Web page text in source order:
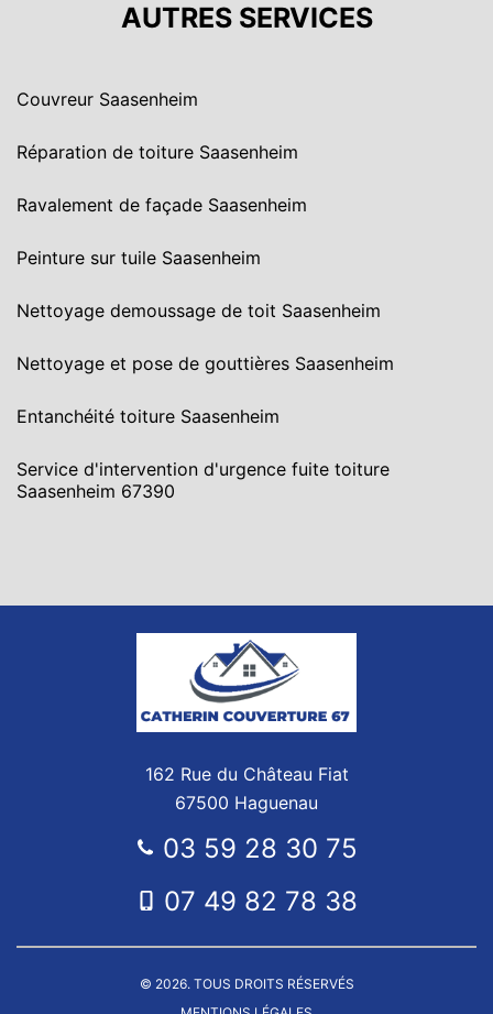
AUTRES SERVICES
Couvreur Saasenheim
Réparation de toiture Saasenheim
Ravalement de façade Saasenheim
Peinture sur tuile Saasenheim
Nettoyage demoussage de toit Saasenheim
Nettoyage et pose de gouttières Saasenheim
Entanchéité toiture Saasenheim
Service d'intervention d'urgence fuite toiture
Saasenheim 67390
162 Rue du Château Fiat
67500 Haguenau
03 59 28 30 75
07 49 82 78 38
© 2026. TOUS DROITS RÉSERVÉS